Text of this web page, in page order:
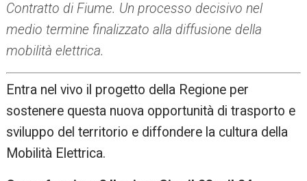
Contratto di Fiume. Un processo decisivo nel
medio termine finalizzato alla diffusione della
mobilità elettrica.
Entra nel vivo il progetto della Regione per
sostenere questa nuova opportunità di trasporto e
sviluppo del territorio e diffondere la cultura della
Mobilità Elettrica.